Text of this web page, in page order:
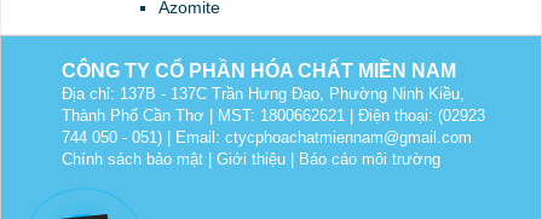
Azomite
CÔNG TY CỔ PHẦN HÓA CHẤT MIỀN NAM
Địa chỉ: 137B - 137C Trần Hưng Đạo, Phường Ninh Kiều,
Thành Phố Cần Thơ | MST: 1800662621 | Điện thoại: (02923
744 050 - 051) | Email: ctycphoachatmiennam@gmail.com
Chính sách bảo mật | Giới thiệu | Báo cáo môi trường